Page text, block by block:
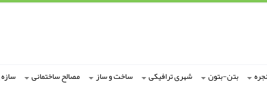
بتن-بتون شهری ترافیکی ساخت و ساز مصالح ساختمانی